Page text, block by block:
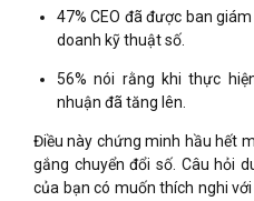
47% CEO đã được ban
doanh kỹ thuật số.
56% nói rằng khi thực
nhuận đã tăng lên.
Điều này chứng minh hầu hết
gắng chuyển đổi số. Câu hỏi
của bạn có muốn thích nghi